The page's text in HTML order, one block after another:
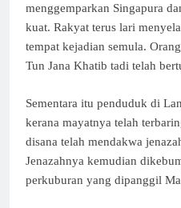
menggemparkan Singapura
kuat. Rakyat terus lari
tempat kejadian semula.
Tun Jana Khatib tadi telah
Sementara itu penduduk di
kerana mayatnya telah
disana telah mendakwa
Jenazahnya kemudian
perkuburan yang dipanggil